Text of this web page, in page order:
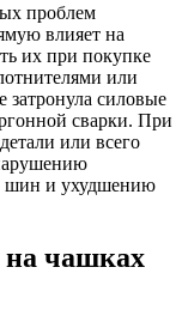
проблем
влияет на
их при покупке
или
затронула силовые
сварки. При
или всего
шин и ухудшению
чашках